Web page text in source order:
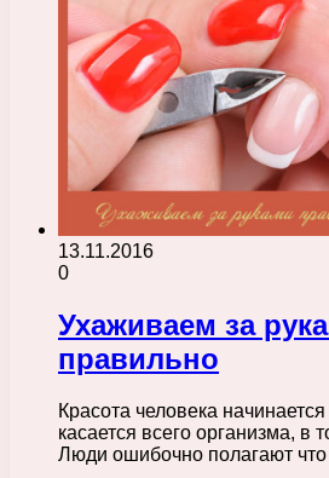
13.11.2016
0
Ухаживаем за
правильно
Красота человека
касается всего организма, в
Люди ошибочно полагают